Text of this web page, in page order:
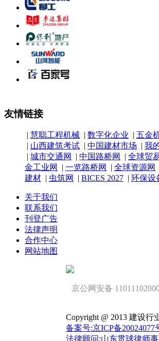
友情链接
| 慧聪工程机械 | 数字化企业 | 五金
| 山西建筑考试 | 中国建材市场 | 我
| 城市交通网 | 中国路桥网 | 全球贸
金工业网
| 一览路桥网 | 全球资源网
建材 | 虫筑网 | BICES 2027 | 环保设
关于我们
联系我们
刊登广告
法律声明
合作中心
网站地图
京公网安备
Copyright @ 2013 建设行
备案号:京ICP备20024077
法律顾问;山东贯球律师